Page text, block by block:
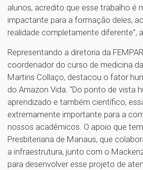
alunos, acredito que esse trabalho é
impactante para a formação deles,
realidade completamente diferente”,
Representando a diretoria da
coordenador do curso de medicina
Martins Collaço, destacou o fator
do Amazon Vida. “Do ponto de vista
aprendizado e também científico,
extremamente importante para a
nossos acadêmicos. O apoio que
Presbiteriana de Manaus, que
a infraestrutura, junto com o
para desenvolver esse projeto de